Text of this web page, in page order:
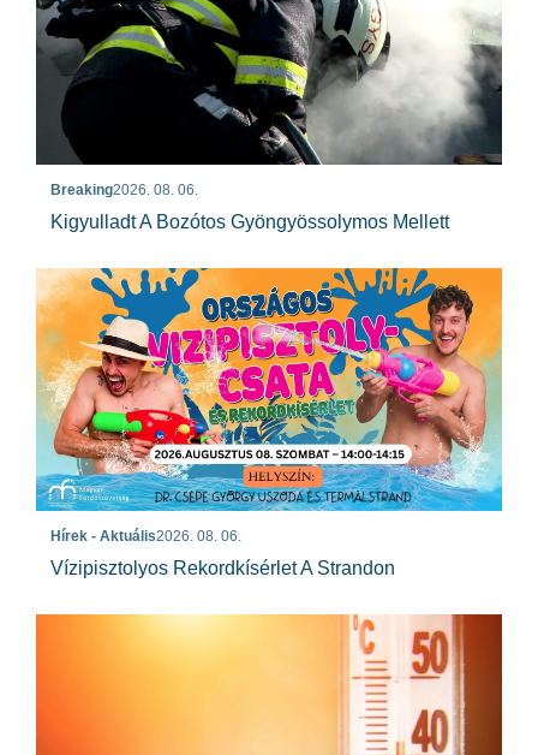
Breaking2026. 08. 06.
Kigyulladt A Bozótos Gyöngyössolymos Mellett
Hírek - Aktuális2026. 08. 06.
Vízipisztolyos Rekordkísérlet A Strandon